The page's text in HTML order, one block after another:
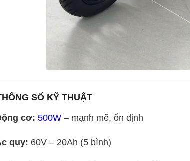
SỐ KỸ THUẬT
cơ: 500W – mạnh mẽ, ổn định
quy: 60V – 20Ah (5 bình)